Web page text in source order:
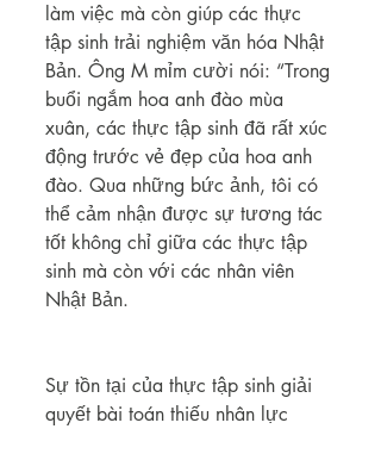
làm việc mà còn giúp các thực
tập sinh trải nghiệm văn hóa Nhật
Bản. Ông M mỉm cười nói: “Trong
buổi ngắm hoa anh đào mùa
xuân, các thực tập sinh đã rất xúc
động trước vẻ đẹp của hoa anh
đào. Qua những bức ảnh, tôi có
thể cảm nhận được sự tương tác
tốt không chỉ giữa các thực tập
sinh mà còn với các nhân viên
Nhật Bản.
Sự tồn tại của thực tập sinh giải
quyết bài toán thiếu nhân lực